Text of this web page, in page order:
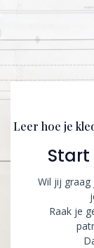
Leer hoe je
Wil jij graag
Raak je